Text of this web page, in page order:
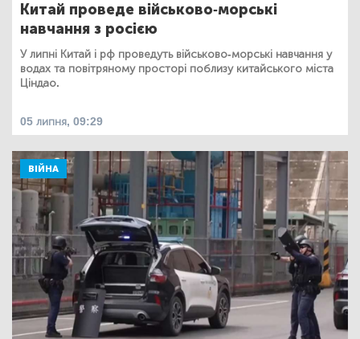
Китай проведе військово-морські
навчання з росією
У липні Китай і рф проведуть військово-морські навчання у
водах та повітряному просторі поблизу китайського міста
Ціндао.
05 липня, 09:29
ВІЙНА